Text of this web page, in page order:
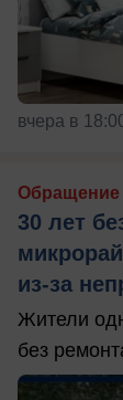
вчера в
Обращение
30 лет
из‑за
Жители
без